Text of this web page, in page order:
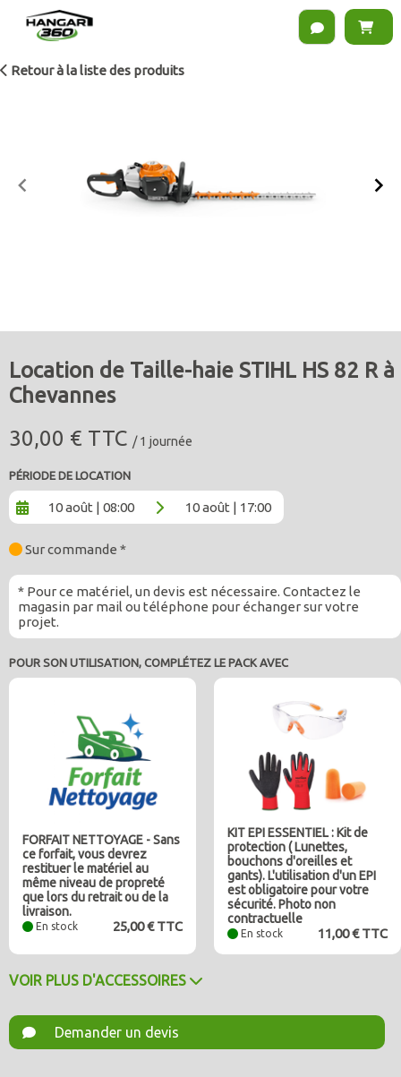
Retour à la liste des produits
2
Location de Taille-haie STIHL HS 82 R à
Chevannes
30,00 € TTC / 1 journée
PÉRIODE DE LOCATION
10 août | 08:00 10 août | 17:00
Sur commande *
* Pour ce matériel, un devis est nécessaire. Contactez le
magasin par mail ou téléphone pour échanger sur votre
projet.
POUR SON UTILISATION, COMPLÉTEZ LE PACK AVEC
FORFAIT NETTOYAGE - Sans
ce forfait, vous devrez
restituer le matériel au
même niveau de propreté
que lors du retrait ou de la
livraison.
En stock 25,00 € TTC
KIT EPI ESSENTIEL : Kit de
protection ( Lunettes,
bouchons d'oreilles et
gants). L'utilisation d'un EPI
est obligatoire pour votre
sécurité. Photo non
contractuelle
En stock 11,00 € TTC
VOIR PLUS D'ACCESSOIRES
Demander un devis